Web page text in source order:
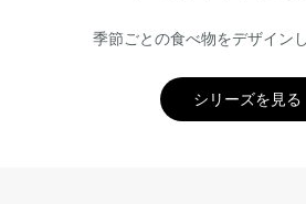
季節ごとの食べ物をデザイン
シリーズを見る